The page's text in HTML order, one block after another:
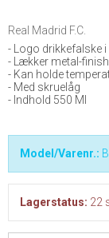
Real Madrid F.C.
- Logo drikkefalske
- Lækker metal-finish
- Kan holde
- Med skruelåg
- Indhold 550 Ml
Model/Varenr.:
Lagerstatus: 22